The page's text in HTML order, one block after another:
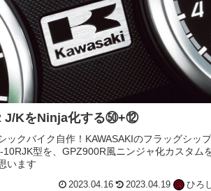
J/KをNinja化する㊿+⑫
ックバイク自作！KAWASAKIのフラッグシップ
10RJK型を、GPZ900R風ニンジャ化カスタム
います
2023.04.16 2023.04.19 ひろ